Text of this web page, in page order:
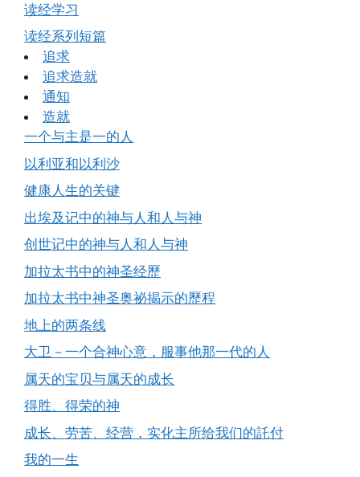
读经学习
读经系列短篇
追求
追求造就
通知
造就
一个与主是一的人
以利亚和以利沙
健康人生的关键
出埃及记中的神与人和人与神
创世记中的神与人和人与神
加拉太书中的神圣经歷
加拉太书中神圣奥祕揭示的歷程
地上的两条线
大卫－一个合神心意，服事他那一代的人
属天的宝贝与属天的成长
得胜、得荣的神
成长、劳苦、经营，实化主所给我们的託付
我的一生